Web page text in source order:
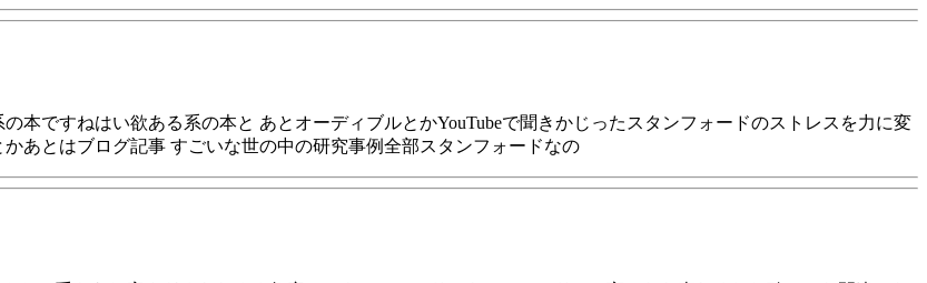
本ですねはい欲ある系の本と あとオーディブルとかYouTubeで聞きかじったスタンフォードのストレスを力に変
あとはブログ記事 すごいな世の中の研究事例全部スタンフォードなの